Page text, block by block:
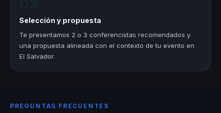
Selección y propuesta
Te presentamos 2 o 3 conferencistas recomendados y
una propuesta alineada con el contexto de tu evento en
El Salvador.
PREGUNTAS FRECUENTES